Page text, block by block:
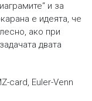
и за
е идеята, че
ако при
двата
card, Euler-Venn